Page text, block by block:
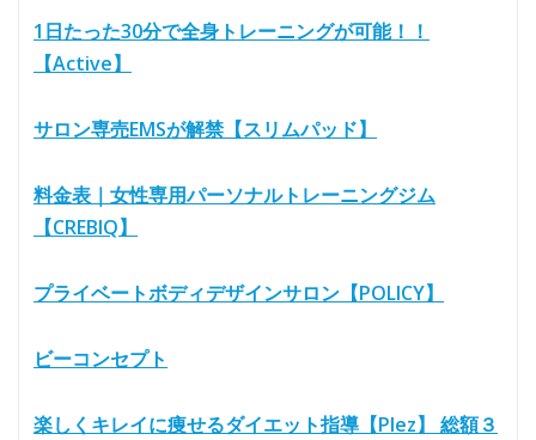
1日たった30分で全身トレーニングが可能！！
【Active】
サロン専売EMSが解禁【スリムパッド】
料金表｜女性専用パーソナルトレーニングジム
【CREBIQ】
プライベートボディデザインサロン【POLICY】
ビーコンセプト
楽しくキレイに痩せるダイエット指導【Plez】 総額３